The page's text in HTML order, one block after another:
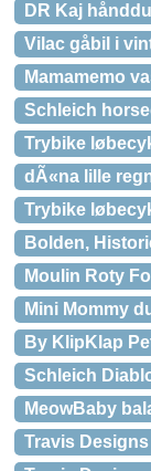
DR Kaj
Vilac gåbil i
Mamamemo
Schleich
Trybike
dÃ«na lille
Trybike
Bolden,
Moulin Roty
Mini Mommy
By KlipKlap
Schleich
MeowBaby
Travis